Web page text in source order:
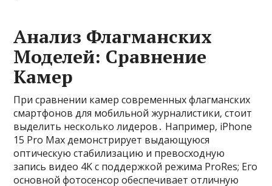
Анализ Флагманских
Моделей: Сравнение
Камер
При сравнении камер современных флагманских
смартфонов для мобильной журналистики‚ стоит
выделить несколько лидеров․ Например‚ iPhone
15 Pro Max демонстрирует выдающуюся
оптическую стабилизацию и превосходную
запись видео 4K с поддержкой режима ProRes; Его
основной фотосенсор обеспечивает отличную